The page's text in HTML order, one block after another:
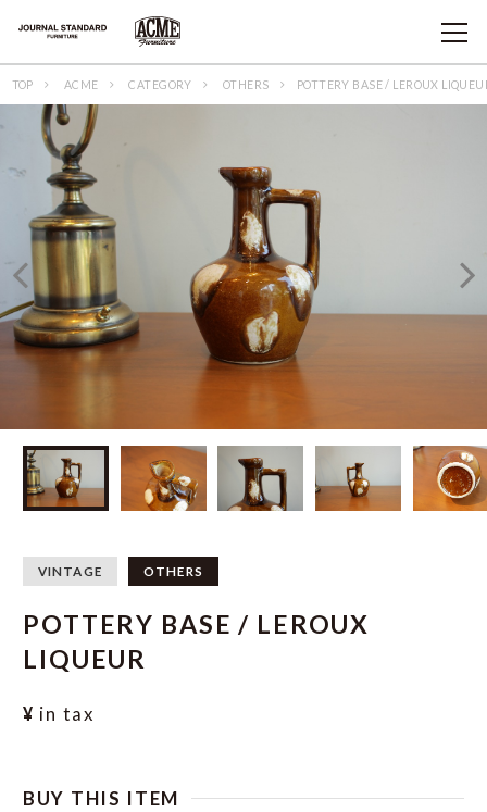
TOP ACME CATEGORY OTHERS POTTERY BASE / LEROUX
VINTAGE OTHERS
POTTERY BASE / LEROUX
LIQUEUR
¥ in tax
BUY THIS ITEM